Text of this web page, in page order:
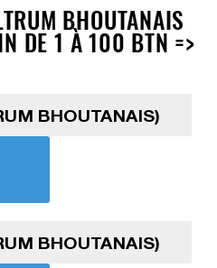
BHOUTANAIS
DE 1 À 100 BTN =>
BHOUTANAIS)
BHOUTANAIS)